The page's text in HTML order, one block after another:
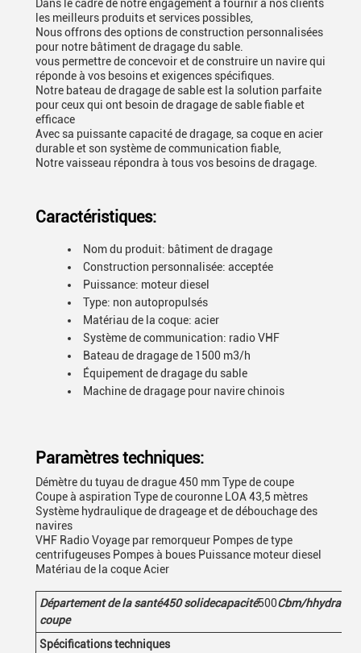
Dans le cadre de notre engagement à fournir à nos clients
les meilleurs produits et services possibles,
Nous offrons des options de construction personnalisées
pour notre bâtiment de dragage du sable.
vous permettre de concevoir et de construire un navire qui
réponde à vos besoins et exigences spécifiques.
Notre bateau de dragage de sable est la solution parfaite
pour ceux qui ont besoin de dragage de sable fiable et
efficace
Avec sa puissante capacité de dragage, sa coque en acier
durable et son système de communication fiable,
Notre vaisseau répondra à tous vos besoins de dragage.
Caractéristiques:
Nom du produit: bâtiment de dragage
Construction personnalisée: acceptée
Puissance: moteur diesel
Type: non autopropulsés
Matériau de la coque: acier
Système de communication: radio VHF
Bateau de dragage de 1500 m3/h
Équipement de dragage du sable
Machine de dragage pour navire chinois
Paramètres techniques:
Démètre du tuyau de drague 450 mm Type de coupe
Coupe à aspiration Type de couronne LOA 43,5 mètres
Système hydraulique de drageage et de débouchage des
navires
VHF Radio Voyage par remorqueur Pompes de type
centrifugeuses Pompes à boues Puissance moteur diesel
Matériau de la coque Acier
Département de la santé450 solidecapacité500Cbm/h
coupe
Spécifications techniques